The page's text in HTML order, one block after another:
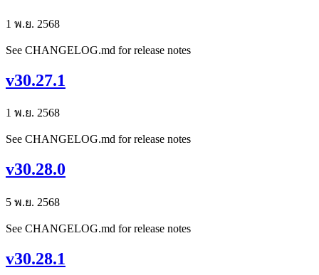
1 พ.ย. 2568
See CHANGELOG.md for release notes
v30.27.1
1 พ.ย. 2568
See CHANGELOG.md for release notes
v30.28.0
5 พ.ย. 2568
See CHANGELOG.md for release notes
v30.28.1